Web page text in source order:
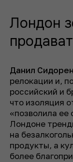
Лондон
Данил
релокации и,
российский и
что изоляция
«позволила ее
Лондоне
на
продукты, а
более